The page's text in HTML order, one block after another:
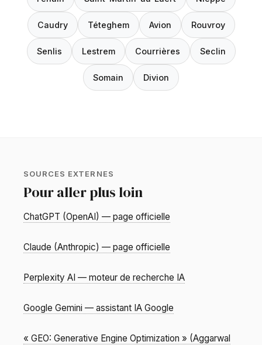
Caudry Téteghem Avion Rouvroy
Senlis Lestrem Courrières Seclin
Somain Divion
SOURCES EXTERNES
Pour aller plus loin
ChatGPT (OpenAI) — page officielle
Claude (Anthropic) — page officielle
Perplexity AI — moteur de recherche IA
Google Gemini — assistant IA Google
« GEO: Generative Engine Optimization » (Aggarwal